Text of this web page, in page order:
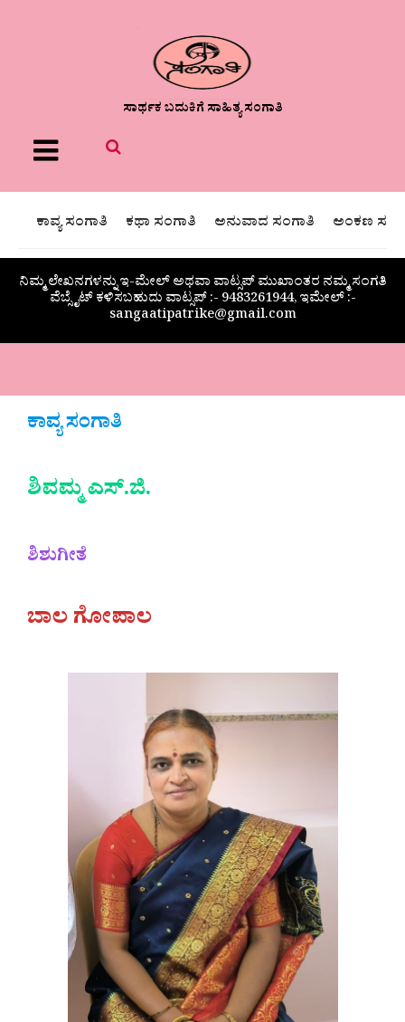
ಸಾರ್ಥಕ ಬದುಕಿಗೆ ಸಾಹಿತ್ಯ ಸಂಗಾತಿ
Menu
ಕಾವ್ಯ ಸಂಗಾತಿ ಕಥಾ ಸಂಗಾತಿ ಅನುವಾದ ಸಂಗಾತಿ ಅಂಕಣ
ನಿಮ್ಮ ಲೇಖನಗಳನ್ನು ಇ-ಮೇಲ್ ಅಥವಾ ವಾಟ್ಸಪ್ ಮುಖಾಂತರ ನಮ್ಮ ಸಂಗತಿ
ವೆಬ್ಸೈಟ್ ಕಳಿಸಬಹುದು ವಾಟ್ಸಪ್‌ :- 9483261944, ಇಮೇಲ್ :-
sangaatipatrike@gmail.com
ಕಾವ್ಯ ಸಂಗಾತಿ
ಶಿವಮ್ಮ ಎಸ್.ಜಿ.
ಶಿಶುಗೀತೆ
ಬಾಲ ಗೋಪಾಲ